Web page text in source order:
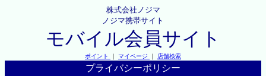
株式会社ノジマ
ノジマ携帯サイト
モバイル会員サイト
ポイント ｜ マイページ ｜ 店舗検索
プライバシーポリシー